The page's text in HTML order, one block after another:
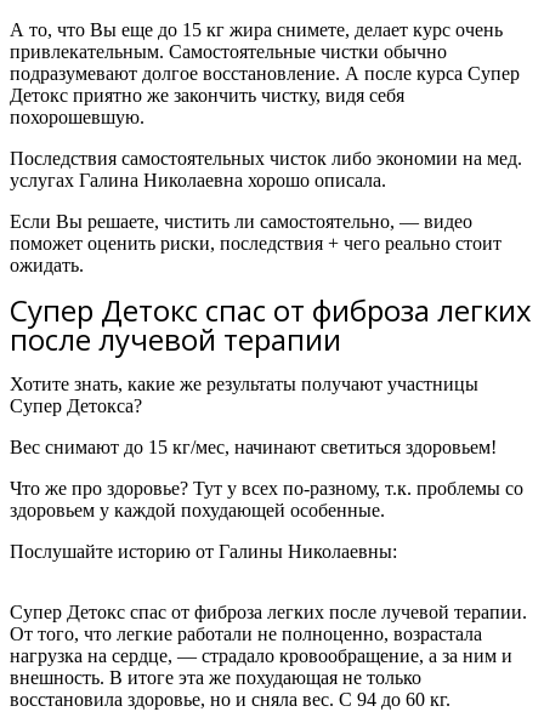
А то, что Вы еще до 15 кг жира снимете, делает курс очень
привлекательным. Самостоятельные чистки обычно
подразумевают долгое восстановление. А после курса Супер
Детокс приятно же закончить чистку, видя себя
похорошевшую.
Последствия самостоятельных чисток либо экономии на мед.
услугах Галина Николаевна хорошо описала.
Если Вы решаете, чистить ли самостоятельно, — видео
поможет оценить риски, последствия + чего реально стоит
ожидать.
Супер Детокс спас от фиброза легких
после лучевой терапии
Хотите знать, какие же результаты получают участницы
Супер Детокса?
Вес снимают до 15 кг/мес, начинают светиться здоровьем!
Что же про здоровье? Тут у всех по-разному, т.к. проблемы со
здоровьем у каждой похудающей особенные.
Послушайте историю от Галины Николаевны:
Супер Детокс спас от фиброза легких после лучевой терапии.
От того, что легкие работали не полноценно, возрастала
нагрузка на сердце, — страдало кровообращение, а за ним и
внешность. В итоге эта же похудающая не только
восстановила здоровье, но и сняла вес. С 94 до 60 кг.